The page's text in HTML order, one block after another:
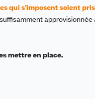
qui s’imposent soient
mettre en place.